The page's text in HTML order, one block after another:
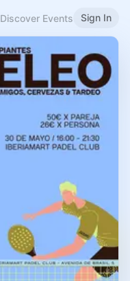
Discover Events Sign In